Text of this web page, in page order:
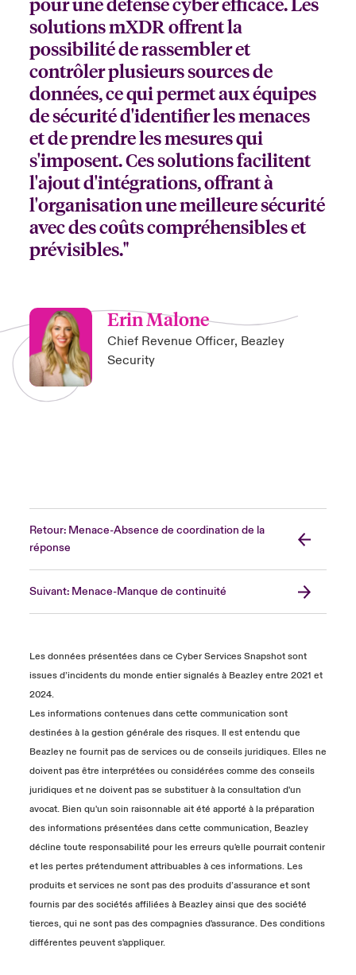
solutions mXDR offrent la
possibilité de rassembler et
contrôler plusieurs sources de
données, ce qui permet aux équipes
de sécurité d'identifier les menaces
et de prendre les mesures qui
s'imposent. Ces solutions facilitent
l'ajout d'intégrations, offrant à
l'organisation une meilleure sécurité
avec des coûts compréhensibles et
prévisibles."
Erin Malone
Chief Revenue Officer, Beazley
Security
Retour: Menace-Absence de coordination de la
réponse
Suivant: Menace-Manque de continuité
Les données présentées dans ce Cyber Services Snapshot sont
issues d’incidents du monde entier signalés à Beazley entre 2021 et
2024.
Les informations contenues dans cette communication sont
destinées à la gestion générale des risques. Il est entendu que
Beazley ne fournit pas de services ou de conseils juridiques. Elles ne
doivent pas être interprétées ou considérées comme des conseils
juridiques et ne doivent pas se substituer à la consultation d'un
avocat. Bien qu'un soin raisonnable ait été apporté à la préparation
des informations présentées dans cette communication, Beazley
décline toute responsabilité pour les erreurs qu'elle pourrait contenir
et les pertes prétendument attribuables à ces informations. Les
produits et services ne sont pas des produits d’assurance et sont
fournis par des sociétés affiliées à Beazley ainsi que des société
tierces, qui ne sont pas des compagnies d'assurance. Des conditions
différentes peuvent s'appliquer.